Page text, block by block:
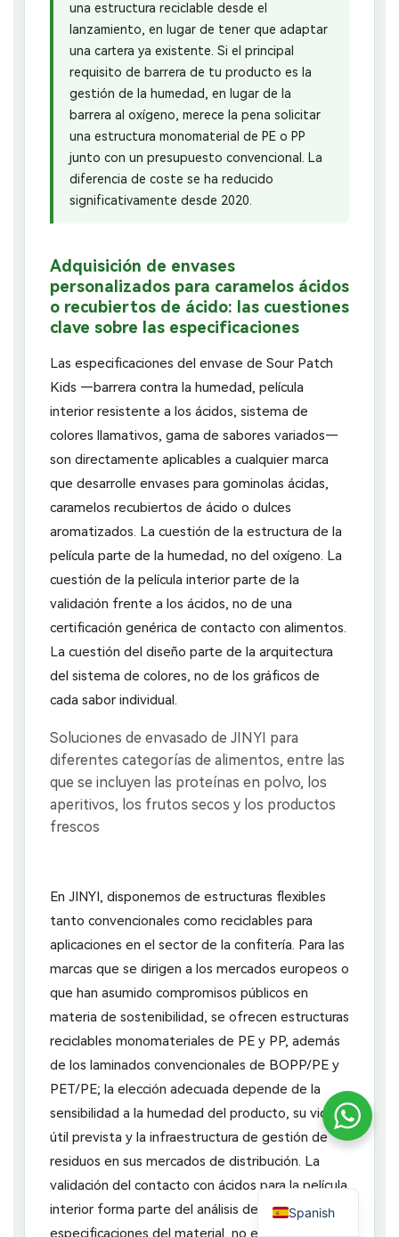
una estructura reciclable desde el
lanzamiento, en lugar de tener que adaptar
una cartera ya existente. Si el principal
requisito de barrera de tu producto es la
gestión de la humedad, en lugar de la
barrera al oxígeno, merece la pena solicitar
una estructura monomaterial de PE o PP
junto con un presupuesto convencional. La
diferencia de coste se ha reducido
significativamente desde 2020.
Adquisición de envases
personalizados para caramelos ácidos
o recubiertos de ácido: las cuestiones
clave sobre las especificaciones
Las especificaciones del envase de Sour Patch
Kids —barrera contra la humedad, película
interior resistente a los ácidos, sistema de
colores llamativos, gama de sabores variados—
son directamente aplicables a cualquier marca
que desarrolle envases para gominolas ácidas,
caramelos recubiertos de ácido o dulces
aromatizados. La cuestión de la estructura de la
película parte de la humedad, no del oxígeno. La
cuestión de la película interior parte de la
validación frente a los ácidos, no de una
certificación genérica de contacto con alimentos.
La cuestión del diseño parte de la arquitectura
del sistema de colores, no de los gráficos de
cada sabor individual.
En JINYI, disponemos de estructuras flexibles
tanto convencionales como reciclables para
aplicaciones en el sector de la confitería. Para las
marcas que se dirigen a los mercados europeos o
que han asumido compromisos públicos en
materia de sostenibilidad, se ofrecen estructuras
reciclables monomateriales de PE y PP, además
de los laminados convencionales de BOPP/PE y
PET/PE; la elección adecuada depende de la
sensibilidad a la humedad del producto, su vida
útil prevista y la infraestructura de gestión de
residuos en sus mercados de distribución. La
validación del contacto con ácidos para la película
interior forma parte del análisis de las
especificaciones del material, no es una cuestión
Spanish